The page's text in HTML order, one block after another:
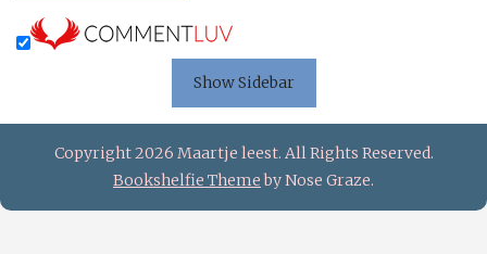
Show Sidebar
Copyright 2026 Maartje leest. All Rights Reserved.
Bookshelfie Themeby Nose Graze.